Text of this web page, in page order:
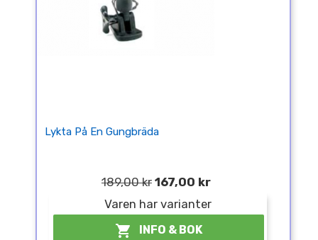
Lykta På En Gungbräda
189,00 kr 167,00 kr
Varen har varianter
 INFO & BOK